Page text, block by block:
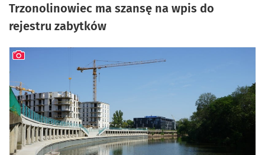
Trzonolinowiec ma szansę na wpis do
rejestru zabytków